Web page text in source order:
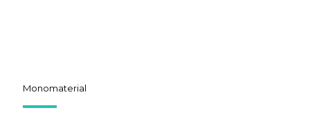
Monomaterial